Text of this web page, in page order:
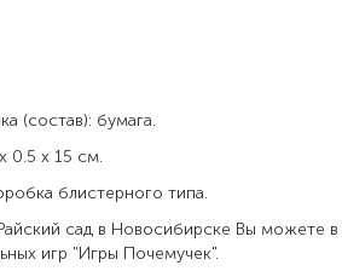
(состав): бумага.
0.5 x 15 см.
блистерного типа.
сад в Новосибирске Вы можете в
игр "Игры Почемучек".